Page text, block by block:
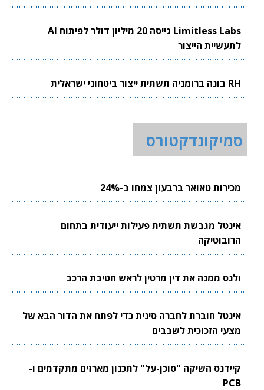
Limitless Labs גייסה 20 מיליון דולר לפיתוח AI
לתעשיית הייצור
RH בונה ברומניה תשתית ייצור ביטחוני ישראלית
סמיקונדקטורס
מכירות טאואר ברבעון צמחו ב-24%
אינטל מגבשת תשתית פעילות ייעודית בתחום
הרובוטיקה
ולנס ממנה את דין מרטין לראש חטיבת הרכב
אינטל חוברת לחברה סינית כדי לפתח את הדור הבא של
מצעי הזכוכית לשבבים
קיידנס השיקה "סוכן-על" לתכנון מארזים מתקדמים ו-
PCB